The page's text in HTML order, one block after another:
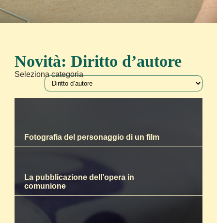
Novità: Diritto d’autore
Seleziona categoria
Fotografia del personaggio di un film
La pubblicazione dell’opera in
comunione